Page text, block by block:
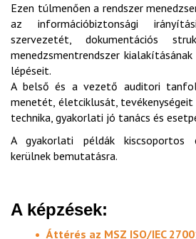
Ezen túlmenően a rendszer
az információbiztonsági
szervezetét, dokumentációs
menedzsmentrendszer
lépéseit.
A belső és a vezető auditori
menetét, életciklusát,
technika, gyakorlati jó tanács és
A gyakorlati példák kiscsoportos
kerülnek bemutatásra.
A képzések:
Áttérés az MSZ ISO/IEC